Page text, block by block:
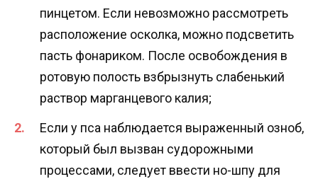
пинцетом. Если невозможно рассмотреть
расположение осколка, можно подсветить
пасть фонариком. После освобождения в
ротовую полость взбрызнуть слабенький
раствор марганцевого калия;
Если у пса наблюдается выраженный озноб,
который был вызван судорожными
процессами, следует ввести но-шпу для